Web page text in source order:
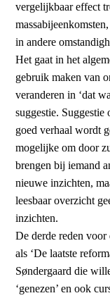
vergelijkbaar effect
in andere
Het gaat in het
gebruik maken van
veranderen in ‘dat
suggestie. Suggestie
goed verhaal wordt
mogelijke om door
brengen bij iemand
nieuwe inzichten,
leesbaar overzicht
inzichten.
De derde reden
als ‘De laatste
Søndergaard die
‘genezen’ en ook